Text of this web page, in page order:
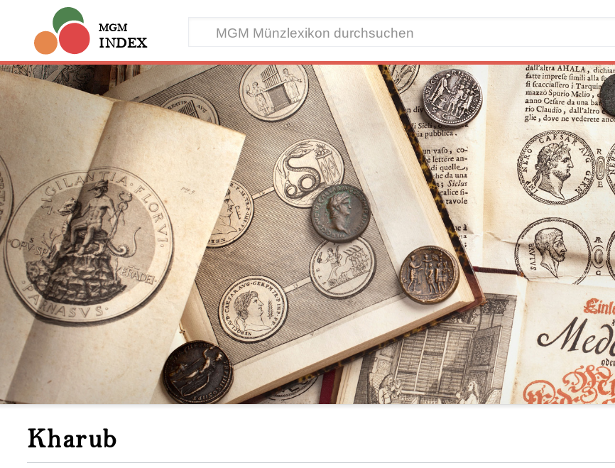
MGM
INDEX
Kharub